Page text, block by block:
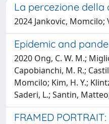
La percezione
2024 Jankovic,
Epidemic and
2020 Ong, C. W. M.;
Capobianchi, M. R.;
Momcilo; Kim, H. Y.;
Saderi, L.; Santin,
FRAMED